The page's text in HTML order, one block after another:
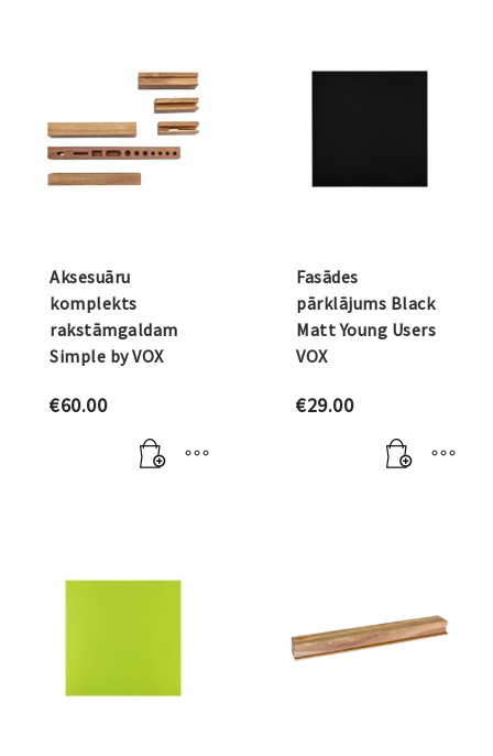
Aksesuāru
komplekts
rakstāmgaldam
Simple by VOX
€60.00
Fasādes
pārklājums Black
Matt Young Users
VOX
€29.00